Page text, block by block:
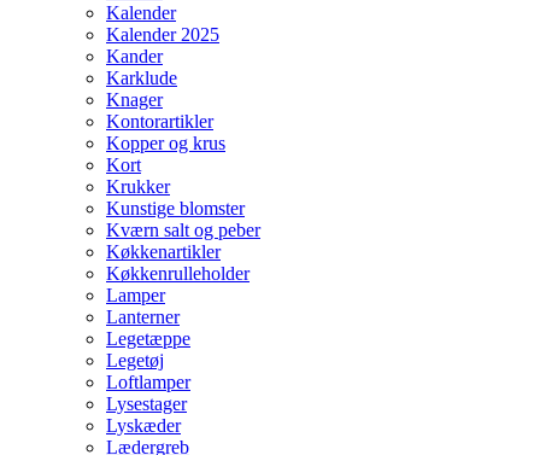
Kalender
Kalender 2025
Kander
Karklude
Knager
Kontorartikler
Kopper og krus
Kort
Krukker
Kunstige blomster
Kværn salt og peber
Køkkenartikler
Køkkenrulleholder
Lamper
Lanterner
Legetæppe
Legetøj
Loftlamper
Lysestager
Lyskæder
Lædergreb